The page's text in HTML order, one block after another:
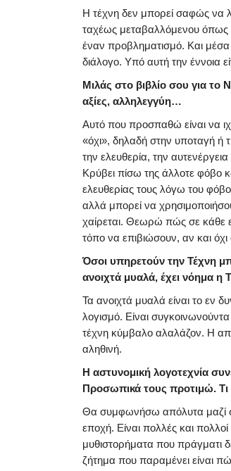
Η τέχνη δεν μπορεί σαφώς να
ταχέως μεταβαλλόμενου όπως
έναν προβληματισμό. Και μέσα
διάλογο. Υπό αυτή την έννοια
Μιλάς στο βιβλίο σου για το
αξίες, αλληλεγγύη…
Αυτό που προσπαθώ είναι να
«όχι», δηλαδή στην υποταγή ή
την ελευθερία, την
Κρύβει πίσω της άλλοτε φόβο
ελευθερίας τους λόγω του
αλλά μπορεί να
χαίρεται. Θεωρώ πώς σε κάθε
τόπο να επιβιώσουν, αν και όχι
Όσοι υπηρετούν την Τέχνη
ανοιχτά μυαλά, έχει νόημα η
Τα ανοιχτά μυαλά είναι το εν
λογισμό. Είναι
τέχνη κύμβαλο αλαλάζον. Η
αληθινή.
Η αστυνομική λογοτεχνία
Προσωπικά τους προτιμώ.
Θα συμφωνήσω απόλυτα μαζί
εποχή. Είναι πολλές και
μυθιστορήματα που πράγματι
ζήτημα που παραμένει είναι